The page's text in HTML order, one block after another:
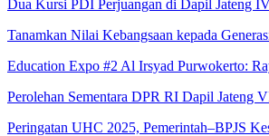
Dua Kursi PDI Perjuangan di Dapil Jateng
Tanamkan Nilai Kebangsaan kepada
Education Expo #2 Al Irsyad Purwokerto:
Perolehan Sementara DPR RI Dapil Jateng
Peringatan UHC 2025, Pemerintah–BPJS